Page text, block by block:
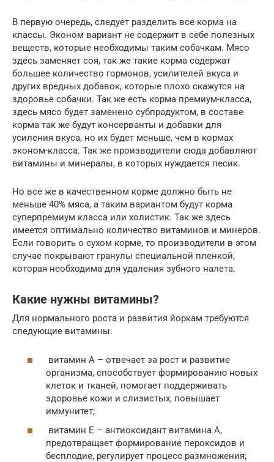
В первую очередь, следует разделить все корма на
классы. Эконом вариант не содержит в себе полезных
веществ, которые необходимы таким собачкам. Мясо
здесь заменяет соя, так же такие корма содержат
большее количество гормонов, усилителей вкуса и
других вредных добавок, которые плохо скажутся на
здоровье собачки. Так же есть корма премиум-класса,
здесь мясо будет заменено субпродуктом, в составе
корма так же будут консерванты и добавки для
усиления вкуса, но их будет меньше, чем в кормах
эконом-класса. Так же производители сюда добавляют
витамины и минералы, в которых нуждается песик.
Но все же в качественном корме должно быть не
меньше 40% мяса, а таким вариантом будут корма
суперпремиум класса или холистик. Так же здесь
имеется оптимально количество витаминов и минеров.
Если говорить о сухом корме, то производители в этом
случае покрывают гранулы специальной пленкой,
которая необходима для удаления зубного налета.
Какие нужны витамины?
Для нормального роста и развития йоркам требуются
следующие витамины:
витамин A – отвечает за рост и развитие
организма, способствует формированию новых
клеток и тканей, помогает поддерживать
здоровье кожи и слизистых, повышает
иммунитет;
витамин E – антиоксидант витамина A,
предотвращает формирование пероксидов и
бесплодие, регулирует процесс размножения;